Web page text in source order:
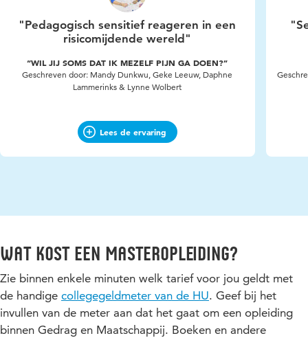
"Pedagogisch sensitief reageren in een
risicomijdende wereld"
“WIL JIJ SOMS DAT IK MEZELF PIJN GA DOEN?”
Geschreven door: Mandy Dunkwu, Geke Leeuw, Daphne
Lammerinks & Lynne Wolbert
Lees de ervaring
Wat kost een masteropleiding?
Zie binnen enkele minuten welk tarief voor jou geldt met
de handige collegegeldmeter van de HU. Geef bij het
invullen van de meter aan dat het gaat om een opleiding
binnen Gedrag en Maatschappij. Boeken en andere